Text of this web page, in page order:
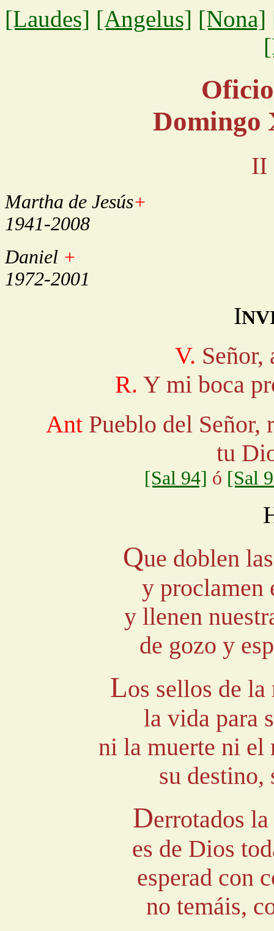
[Laudes] [Angelus] [Nona]
II
Martha de Jesús+
1941-2008
Daniel +
1972-2001
I
V. Señor,
R. Y mi boca
Ant Pueblo del Señor,
tu
[Sal 94] ó [Sal
Que doblen
y proclamen
y llenen
de gozo y
Los sellos de
la vida para
ni la muerte ni el
su destino,
Derrotados
es de Dios
esperad con
no temáis,